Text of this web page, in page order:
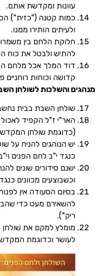
ומקדשת אותם.
קטנה ("כזית") הספיקה
הותירו ממנו.
הלחם בין משמרות
ולבטל את כוח היצר הרע.
המלך אכל מלחם הפנים
וכוחות רוחניים פנימיים.
והשלכות לשולחן השבת
השבת בבית נחשב
שולחן המקדש) ולא
י"ב לחם הפנים וי"ב
סידורים שונים להנחת
מכוונים כנגד
הסעודה אין לפנות מיד
מעט כדי שהברכה
למקם את שולחן האוכל
וכדוגמת המקדש.